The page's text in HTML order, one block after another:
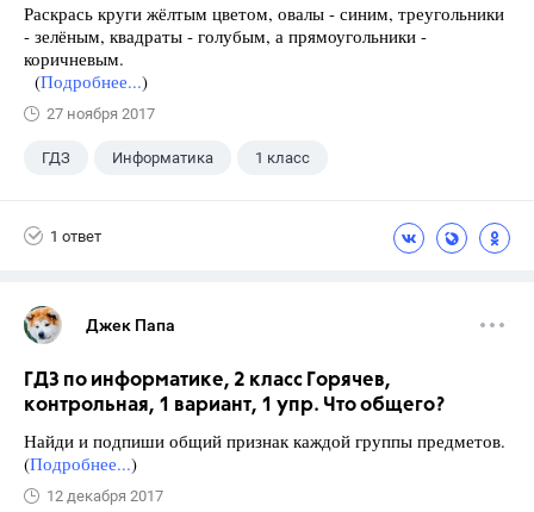
Раскрась круги жёлтым цветом, овалы - синим, треугольники
- зелёным, квадраты - голубым, а прямоугольники -
коричневым.
(Подробнее...)
27 ноября 2017
ГДЗ Информатика 1 класс
1 ответ
Джек Папа
ГДЗ по информатике, 2 класс Горячев,
контрольная, 1 вариант, 1 упр. Что общего?
Найди и подпиши общий признак каждой группы предметов.
(Подробнее...)
12 декабря 2017